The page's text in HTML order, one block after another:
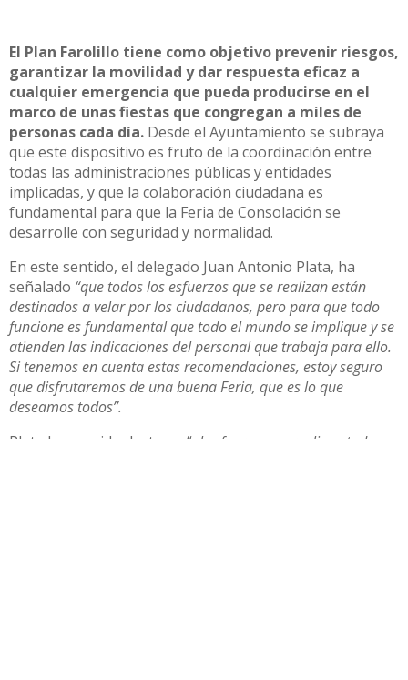
El Plan Farolillo tiene como objetivo prevenir riesgos,
garantizar la movilidad y dar respuesta eficaz a
cualquier emergencia que pueda producirse en el
marco de unas fiestas que congregan a miles de
personas cada día. Desde el Ayuntamiento se subraya
que este dispositivo es fruto de la coordinación entre
todas las administraciones públicas y entidades
implicadas, y que la colaboración ciudadana es
fundamental para que la Feria de Consolación se
desarrolle con seguridad y normalidad.
En este sentido, el delegado Juan Antonio Plata, ha
señalado “que todos los esfuerzos que se realizan están
destinados a velar por los ciudadanos, pero para que todo
funcione es fundamental que todo el mundo se implique y se
atienden las indicaciones del personal que trabaja para ello.
Si tenemos en cuenta estas recomendaciones, estoy seguro
que disfrutaremos de una buena Feria, que es lo que
deseamos todos”.
Plata ha querido destacar “ el esfuerzo que realizan todas y